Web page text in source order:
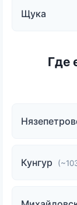
Щука
Где
Кунгур